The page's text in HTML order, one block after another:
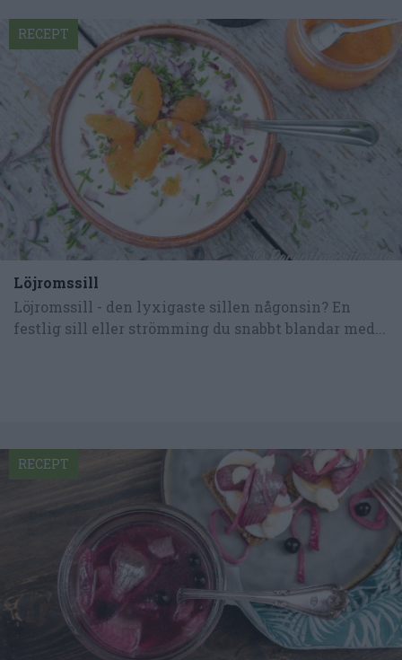
Löjromssill
Löjromssill - den lyxigaste sillen någonsin? En
festlig sill eller strömming du snabbt blandar med...
RECEPT
RECEPT